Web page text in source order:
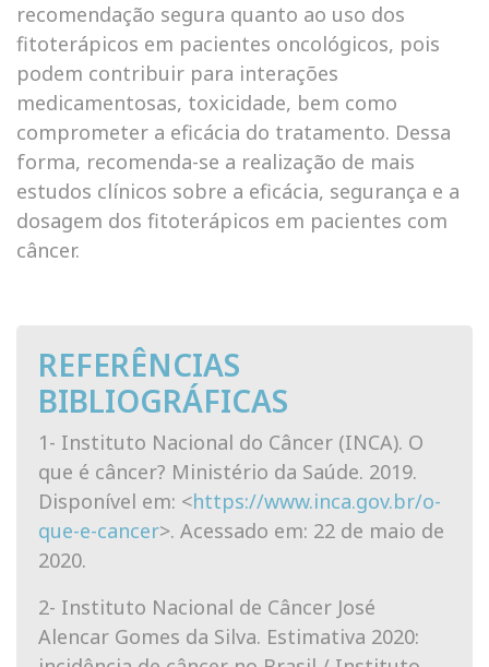
recomendação segura quanto ao uso dos
fitoterápicos em pacientes oncológicos, pois
podem contribuir para interações
medicamentosas, toxicidade, bem como
comprometer a eficácia do tratamento. Dessa
forma, recomenda-se a realização de mais
estudos clínicos sobre a eficácia, segurança e a
dosagem dos fitoterápicos em pacientes com
câncer.
REFERÊNCIAS
BIBLIOGRÁFICAS
1- Instituto Nacional do Câncer (INCA). O
que é câncer? Ministério da Saúde. 2019.
Disponível em: <https://www.inca.gov.br/o-
que-e-cancer>. Acessado em: 22 de maio de
2020.
2- Instituto Nacional de Câncer José
Alencar Gomes da Silva. Estimativa 2020: